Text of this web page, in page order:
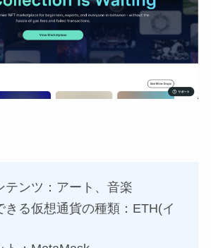
テンツ：アート、音楽
きる仮想通貨の種類：ETH(イ